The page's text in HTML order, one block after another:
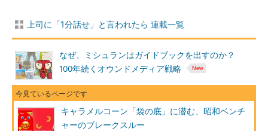
上司に「1分話せ」と言われたら 連載一覧
なぜ、ミシュランはガイドブックを出すのか？
100年続くオウンドメディア戦略
キャラメルコーン「袋の底」に潜む、昭和ベンチ
ャーのブレークスルー